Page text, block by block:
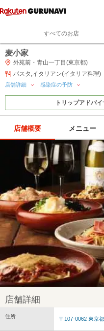
すべてのお店
麦小家
外苑前・青山一丁目(東京都)
パスタ,イタリアン(イタリア料理)
店舗詳細 感染症の予防
トリップアドバ
店舗概要 メニュー
店舗詳細
住所 〒107-0062 東京